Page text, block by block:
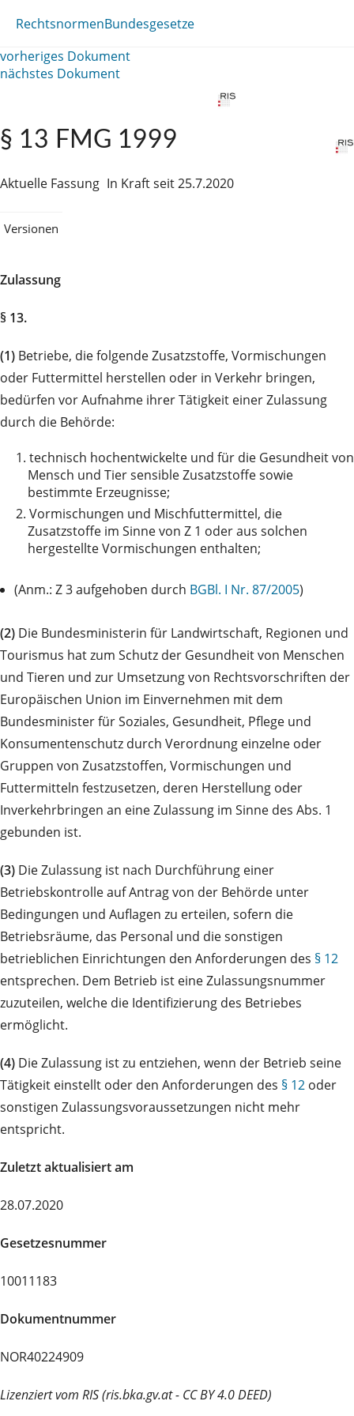
RechtsnormenBundesgesetze
vorheriges Dokument
nächstes Dokument
§ 13 FMG 1999
Aktuelle Fassung In Kraft seit 25.7.2020
Versionen
Zulassung
§ 13.
(1) Betriebe, die folgende Zusatzstoffe, Vormischungen
oder Futtermittel herstellen oder in Verkehr bringen,
bedürfen vor Aufnahme ihrer Tätigkeit einer Zulassung
durch die Behörde:
1. technisch hochentwickelte und für die Gesundheit von
Mensch und Tier sensible Zusatzstoffe sowie
bestimmte Erzeugnisse;
2. Vormischungen und Mischfuttermittel, die
Zusatzstoffe im Sinne von Z 1 oder aus solchen
hergestellte Vormischungen enthalten;
(Anm.: Z 3 aufgehoben durch BGBl. I Nr. 87/2005)
(2) Die Bundesministerin für Landwirtschaft, Regionen und
Tourismus hat zum Schutz der Gesundheit von Menschen
und Tieren und zur Umsetzung von Rechtsvorschriften der
Europäischen Union im Einvernehmen mit dem
Bundesminister für Soziales, Gesundheit, Pflege und
Konsumentenschutz durch Verordnung einzelne oder
Gruppen von Zusatzstoffen, Vormischungen und
Futtermitteln festzusetzen, deren Herstellung oder
Inverkehrbringen an eine Zulassung im Sinne des Abs. 1
gebunden ist.
(3) Die Zulassung ist nach Durchführung einer
Betriebskontrolle auf Antrag von der Behörde unter
Bedingungen und Auflagen zu erteilen, sofern die
Betriebsräume, das Personal und die sonstigen
betrieblichen Einrichtungen den Anforderungen des § 12
entsprechen. Dem Betrieb ist eine Zulassungsnummer
zuzuteilen, welche die Identifizierung des Betriebes
ermöglicht.
(4) Die Zulassung ist zu entziehen, wenn der Betrieb seine
Tätigkeit einstellt oder den Anforderungen des § 12 oder
sonstigen Zulassungsvoraussetzungen nicht mehr
entspricht.
Zuletzt aktualisiert am
28.07.2020
Gesetzesnummer
10011183
Dokumentnummer
NOR40224909
Lizenziert vom RIS (ris.bka.gv.at - CC BY 4.0 DEED)